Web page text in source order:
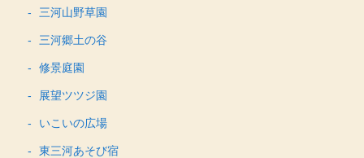
三河山野草園
三河郷土の谷
修景庭園
展望ツツジ園
いこいの広場
東三河あそび宿